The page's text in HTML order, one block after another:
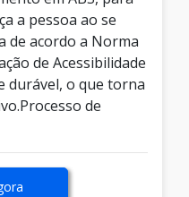
a pessoa ao se
de acordo a Norma
de Acessibilidade
durável, o que torna
de